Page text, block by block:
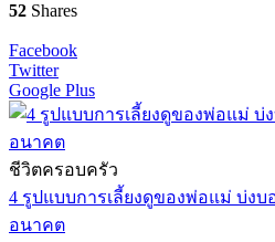
52 Shares
Facebook
Twitter
Google Plus
ชีวิตครอบครัว
4 รูปแบบการเลี้ยงดูของพ่อแม่ บ่งบ
อนาคต